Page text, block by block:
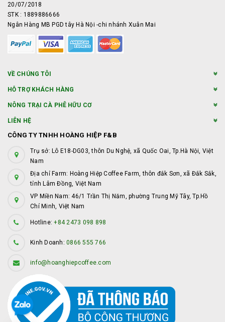
20/07/2018
STK : 1889886666
Ngân Hàng MB PGD tây Hà Nội -chi nhánh Xuân Mai
VỀ CHÚNG TÔI
HỖ TRỢ KHÁCH HÀNG
NÔNG TRẠI CÀ PHÊ HỮU CƠ
LIÊN HỆ
CÔNG TY TNHH HOÀNG HIỆP F&B
Trụ sở: Lô E18-DG03, thôn Du Nghệ, xã Quốc Oai, Tp.Hà Nội, Việt
Nam
Địa chỉ Farm: Hoàng Hiệp Coffee Farm, thôn đắk Sơn, xã Đắk Sắk,
tỉnh Lâm Đồng, Việt Nam
VP Miền Nam: 46/1 Trần Thị Năm, phường Trung Mỹ Tây, Tp.Hồ
Chí Minh, Việt Nam
Hotline:+84 2473 098 898
Kinh Doanh: 0866 555 766
info@hoanghiepcoffee.com